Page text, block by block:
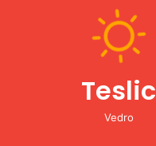
Teslic
Vedro